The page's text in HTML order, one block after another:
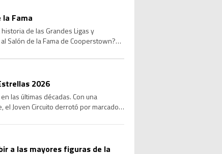
Fama
de las Grandes Ligas y
Salón de la Fama de Cooperstown?
2026
las últimas décadas. Con una
Joven Circuito derrotó por marcador
a las mayores figuras de la